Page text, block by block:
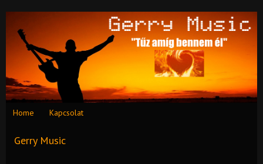
Home Kapcsolat
Gerry Music